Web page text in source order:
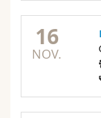
16
NOV.